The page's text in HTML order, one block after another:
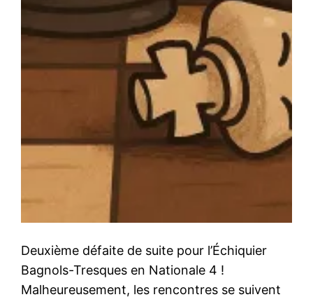
Deuxième défaite de suite pour l’Échiquier
Bagnols-Tresques en Nationale 4 !
Malheureusement, les rencontres se suivent